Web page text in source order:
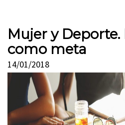
Mujer y Deporte.
como meta
14/01/2018